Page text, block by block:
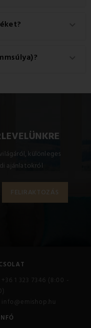
hogy a
különleges
ajánlatokról
+36 1 323 7346 (8:00 -
info@emishop.hu